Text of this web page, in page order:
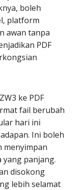
boleh
platform
awan tanpa
PDF
ke PDF
fail berubah
hari ini
Ini boleh
menyimpan
panjang.
disokong
lebih selamat